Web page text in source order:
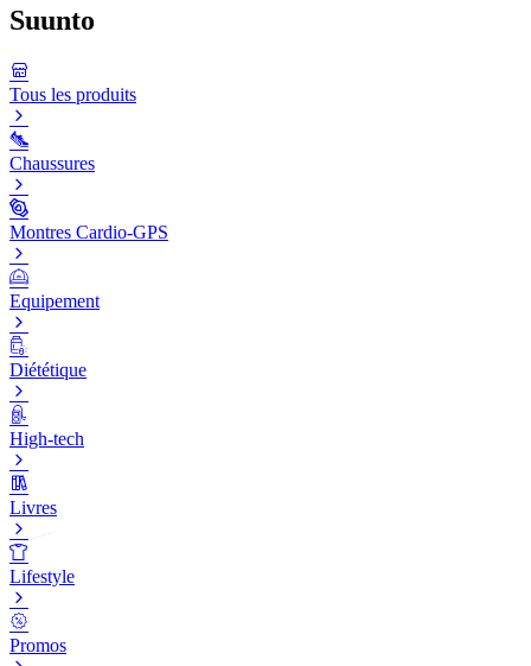
Suunto
Tous les produits
Chaussures
Montres Cardio-GPS
Equipement
Diététique
High-tech
Livres
Lifestyle
Promos